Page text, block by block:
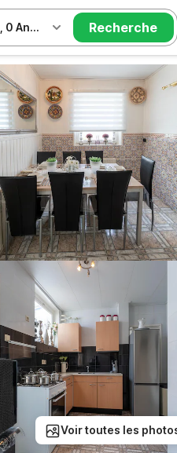
0 Animal Recherche
Voir toutes les